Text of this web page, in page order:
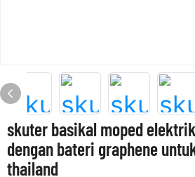
skuter basikal moped
dengan bateri graphene
thailand